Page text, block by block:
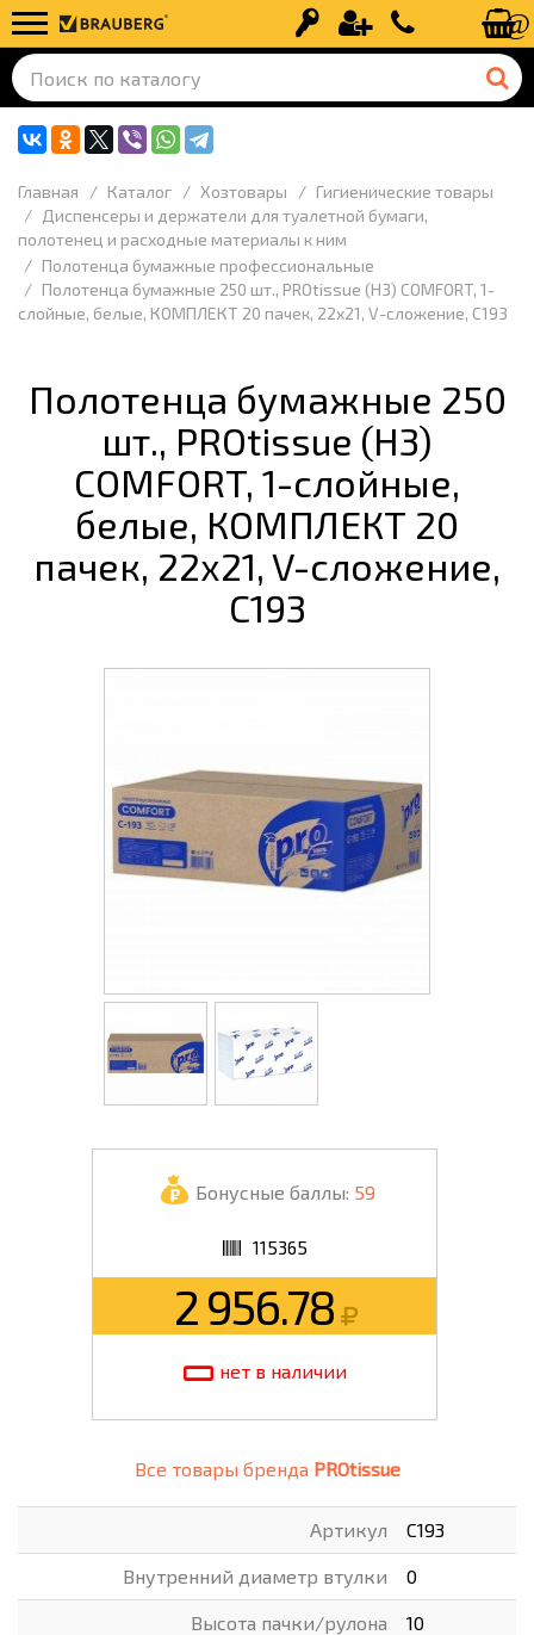
Вход Регистрация+7 (499) 110-
Главная Каталог Хозтовары
Гигиенические товары
Диспенсеры и держатели для туалетной бумаги,
полотенец и расходные материалы к ним
Полотенца бумажные профессиональные
Полотенца бумажные 250 шт., PROtissue (H3) COMFORT, 1-
слойные, белые, КОМПЛЕКТ 20 пачек, 22x21, V-сложение, C193
Полотенца бумажные 250
шт., PROtissue (H3)
COMFORT, 1-слойные,
белые, КОМПЛЕКТ 20
пачек, 22x21, V-сложение,
C193
Бонусные баллы: 59
115365
2 956.78
нет в наличии
Все товары бренда PROtissue
Артикул С193
Внутренний диаметр втулки 0
Высота пачки/рулона 10